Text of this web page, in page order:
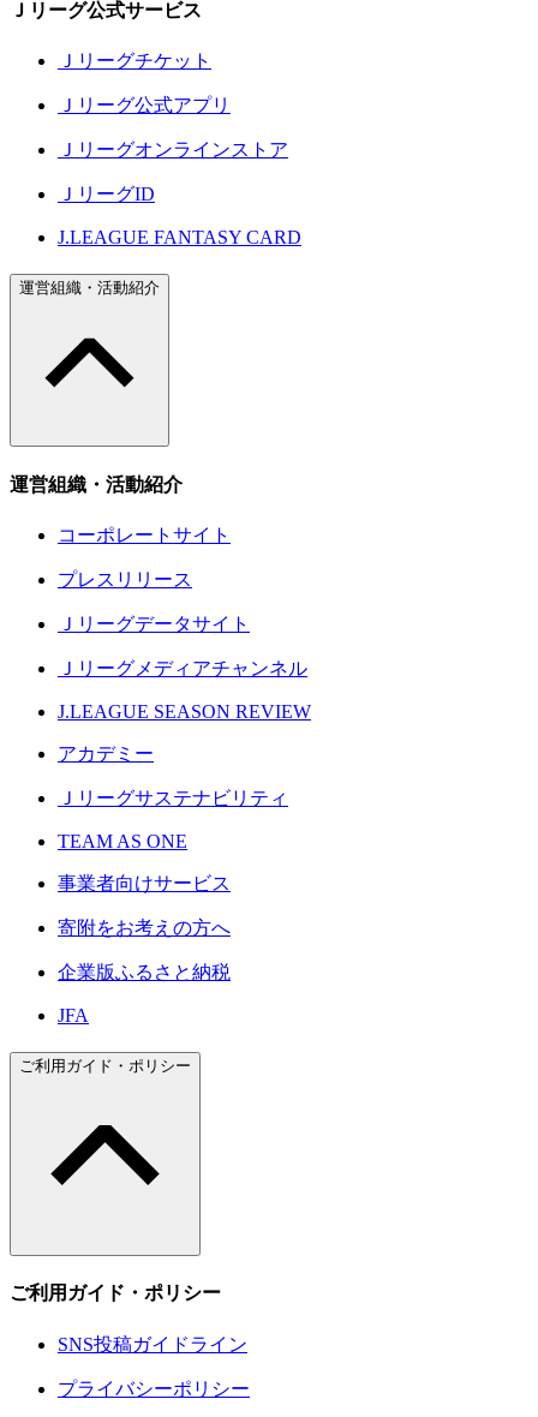
Ｊリーグ公式サービス
Ｊリーグチケット
Ｊリーグ公式アプリ
Ｊリーグオンラインストア
ＪリーグID
J.LEAGUE FANTASY CARD
運営組織・活動紹介
運営組織・活動紹介
コーポレートサイト
プレスリリース
Ｊリーグデータサイト
Ｊリーグメディアチャンネル
J.LEAGUE SEASON REVIEW
アカデミー
Ｊリーグサステナビリティ
TEAM AS ONE
事業者向けサービス
寄附をお考えの方へ
企業版ふるさと納税
JFA
ご利用ガイド・ポリシー
ご利用ガイド・ポリシー
SNS投稿ガイドライン
プライバシーポリシー